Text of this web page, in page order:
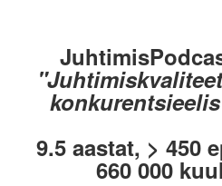
9.5 aastat, > 450
660 000